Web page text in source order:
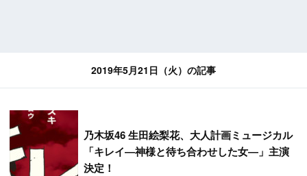
2019年5月21日（火）の記事
乃木坂46 生田絵梨花、大人計画ミュージカル
「キレイ―神様と待ち合わせした女―」主演
決定！